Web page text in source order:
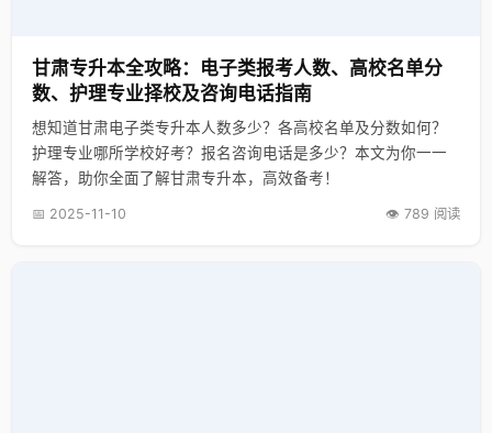
甘肃专升本全攻略：电子类报考人数、高校名单分
数、护理专业择校及咨询电话指南
想知道甘肃电子类专升本人数多少？各高校名单及分数如何？
护理专业哪所学校好考？报名咨询电话是多少？本文为你一一
解答，助你全面了解甘肃专升本，高效备考！
📅 2025-11-10 👁️ 789 阅读